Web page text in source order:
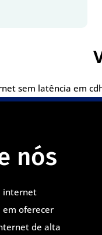
sem latência em
nós
internet
em oferecer
de alta